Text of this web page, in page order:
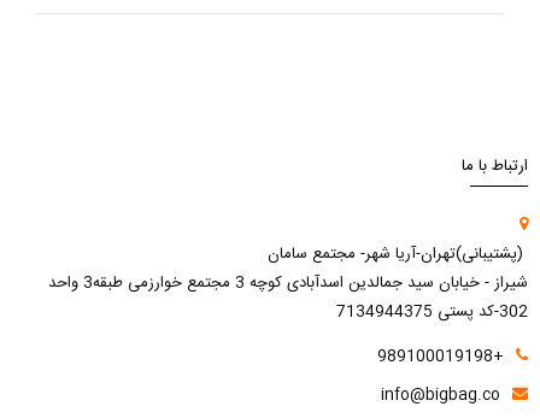
ارتباط با ما
(پشتیبانی)تهران-آریا شهر- مجتمع سامان
شیراز - خیابان سید جمالدین اسدآبادی کوچه 3 مجتمع خوارزمی طبقه3 واحد
302-کد پستی 7134944375
+989100019198
info@bigbag.co